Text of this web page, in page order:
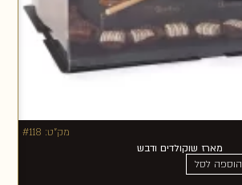
מק"ט: #118
מארז שוקולדים ודבש
הוספה לסל